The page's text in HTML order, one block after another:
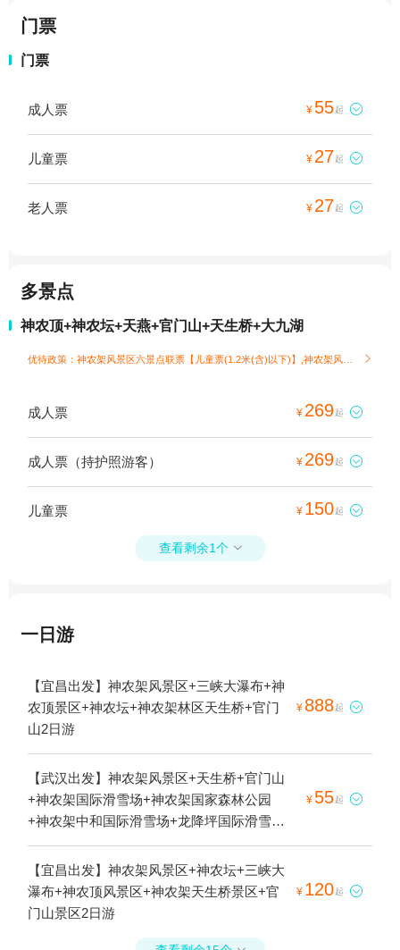
门票
门票
成人票 ¥ 55起 
儿童票 ¥ 27起 
老人票 ¥ 27起 
多景点
神农顶+神农坛+天燕+官门山+天生桥+大九湖

成人票 ¥ 269起 
成人票（持护照游客） ¥ 269起 
儿童票 ¥ 150起 
查看剩余1个 
一日游
【宜昌出发】神农架风景区+三峡大瀑布+神
农顶景区+神农坛+神农架林区天生桥+官门
山2日游
¥ 888起 
【武汉出发】神农架风景区+天生桥+官门山
+神农架国际滑雪场+神农架国家森林公园
+神农架中和国际滑雪场+龙降坪国际滑雪场
+双泉寨温泉2日游
¥ 55起 
【宜昌出发】神农架风景区+神农坛+三峡大
瀑布+神农顶风景区+神农架天生桥景区+官
门山景区2日游
¥ 120起 